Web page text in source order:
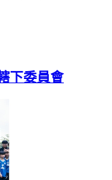
下委員會